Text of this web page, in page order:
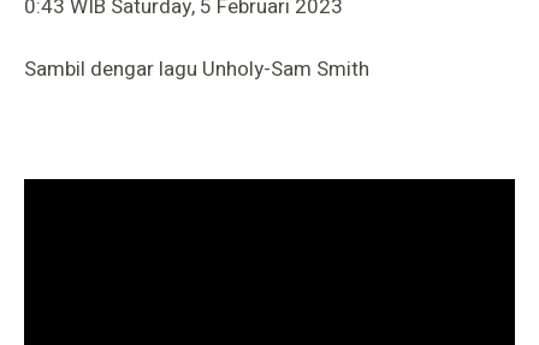
0:43 WIB Saturday, 5 Februari 2023
Sambil dengar lagu Unholy-Sam Smith